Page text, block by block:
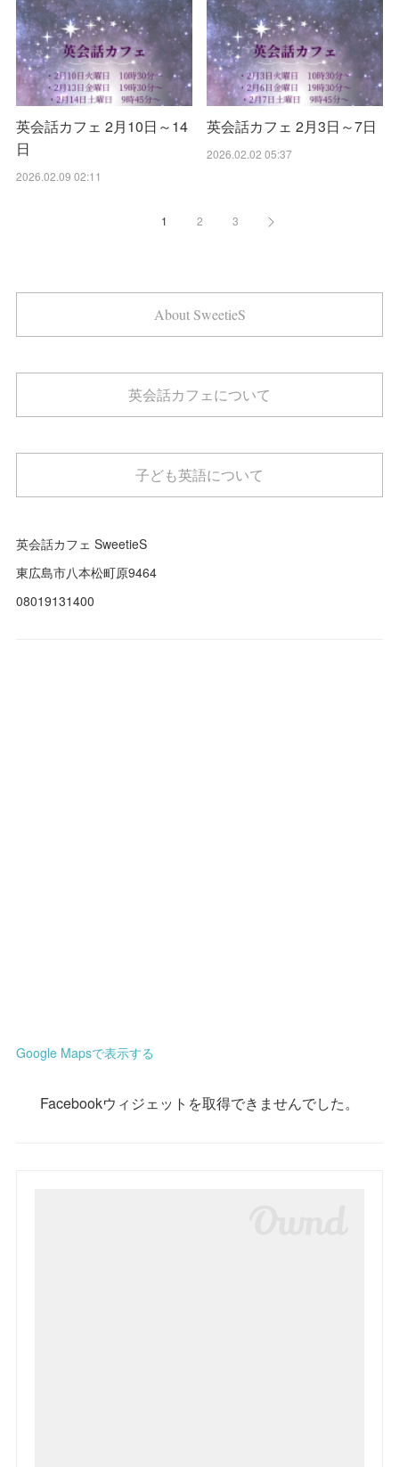
英会話カフェ 2月10日～14
日
2026.02.09 02:11
英会話カフェ 2月3日～7日
2026.02.02 05:37
1 2 3
About SweetieS
英会話カフェについて
子ども英語について
英会話カフェ SweetieS
東広島市八本松町原9464
08019131400
Google Mapsで表示する
Facebookウィジェットを取得できませんでした。